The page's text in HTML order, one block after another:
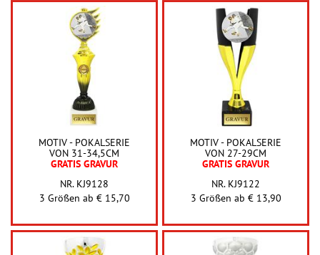
MOTIV - POKALSERIE
VON 31-34,5CM
GRATIS GRAVUR
NR. KJ9128
3 Größen ab € 15,70
MOTIV - POKALSERIE
VON 27-29CM
GRATIS GRAVUR
NR. KJ9122
3 Größen ab € 13,90